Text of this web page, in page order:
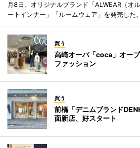
月8日、オリジナルブランド「ALWEAR（オ
ートインナー」「ルームウェア」を発売した。
買う
高崎オーパ「coca」オー
ファッション
買う
前橋「デニムブランド
面新店、好スタート